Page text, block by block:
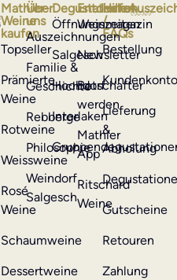
Mathier-
Weine
kaufen
Topseller
Prämierte
Weine
Rotweine
Weissweine
Rosé
Weine
Schaumweine
Dessertweine
Hilfe
/
FAQs
Bestellung
Lieferung
&
Abholung
Gutscheine
Retouren
Zahlung
Entdecken
Weinmagazin
Newsletter
Botschafter
werden
Mathier
App
Ritschard
Weine
Degustationen
Öffnungszeiten
Salgesch
Hochdorf
Interlaken
Über
uns
Auszeichnungen
Familie &
Geschichte
Rebberge
Philosophie
Weindorf
Salgesch